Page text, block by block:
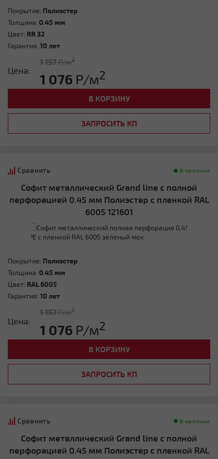
Покрытие: Полиэстер
Толщина: 0.45 мм
Цвет: RR 32
Гарантия: 10 лет
Цена:
1 157Р/м2
1 076 Р/м2
В КОРЗИНУ
ЗАПРОСИТЬ КП
Сравнить В наличии
Софит металлический Grand line с полной
перфорацией 0.45 мм Полиэстер с пленкой RAL
6005 121601
Покрытие: Полиэстер
Толщина: 0.45 мм
Цвет: RAL 6005
Гарантия: 10 лет
Цена:
1 157Р/м2
1 076 Р/м2
В КОРЗИНУ
ЗАПРОСИТЬ КП
Сравнить В наличии
Софит металлический Grand line с полной
перфорацией 0.45 мм Полиэстер с пленкой RAL